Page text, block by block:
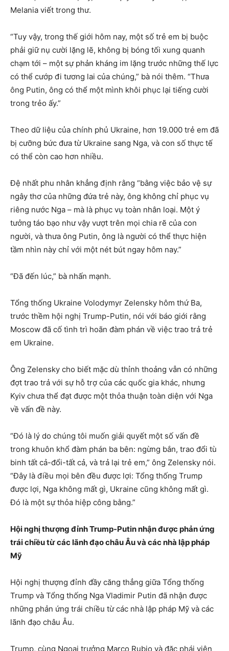
Melania viết trong thư.
“Tuy vậy, trong thế giới hôm nay, một số trẻ em bị buộc
phải giữ nụ cười lặng lẽ, không bị bóng tối xung quanh
chạm tới – một sự phản kháng im lặng trước những thế lực
có thể cướp đi tương lai của chúng,” bà nói thêm. “Thưa
ông Putin, ông có thể một mình khôi phục lại tiếng cười
trong trẻo ấy.”
Theo dữ liệu của chính phủ Ukraine, hơn 19.000 trẻ em đã
bị cưỡng bức đưa từ Ukraine sang Nga, và con số thực tế
có thể còn cao hơn nhiều.
Đệ nhất phu nhân khẳng định rằng “bằng việc bảo vệ sự
ngây thơ của những đứa trẻ này, ông không chỉ phục vụ
riêng nước Nga – mà là phục vụ toàn nhân loại. Một ý
tưởng táo bạo như vậy vượt trên mọi chia rẽ của con
người, và thưa ông Putin, ông là người có thể thực hiện
tầm nhìn này chỉ với một nét bút ngay hôm nay.”
“Đã đến lúc,” bà nhấn mạnh.
Tổng thống Ukraine Volodymyr Zelensky hôm thứ Ba,
trước thềm hội nghị Trump-Putin, nói với báo giới rằng
Moscow đã cố tình trì hoãn đàm phán về việc trao trả trẻ
em Ukraine.
Ông Zelensky cho biết mặc dù thỉnh thoảng vẫn có những
đợt trao trả với sự hỗ trợ của các quốc gia khác, nhưng
Kyiv chưa thể đạt được một thỏa thuận toàn diện với Nga
về vấn đề này.
“Đó là lý do chúng tôi muốn giải quyết một số vấn đề
trong khuôn khổ đàm phán ba bên: ngừng bắn, trao đổi tù
binh tất cả-đổi-tất cả, và trả lại trẻ em,” ông Zelensky nói.
“Đây là điều mọi bên đều được lợi: Tổng thống Trump
được lợi, Nga không mất gì, Ukraine cũng không mất gì.
Đó là một sự thỏa hiệp công bằng.”
Hội nghị thượng đỉnh Trump-Putin nhận được phản ứng
trái chiều từ các lãnh đạo châu Âu và các nhà lập pháp
Mỹ
Hội nghị thượng đỉnh đầy căng thẳng giữa Tổng thống
Trump và Tổng thống Nga Vladimir Putin đã nhận được
những phản ứng trái chiều từ các nhà lập pháp Mỹ và các
lãnh đạo châu Âu.
Trump, cùng Ngoại trưởng Marco Rubio và đặc phái viên